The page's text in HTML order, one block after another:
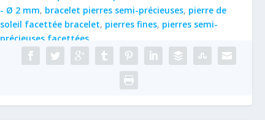
Pierres
de
Soleil
AG925
- Ø 2 mm, bracelet pierres semi-précieuses, pierre de
soleil facettée bracelet, pierres fines, pierres semi-
précieuses facettées